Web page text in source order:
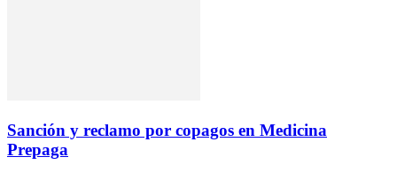
Sanción y reclamo por copagos en Medicina
Prepaga